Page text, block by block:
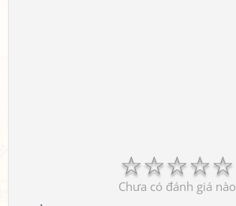
☆
☆
☆
☆
☆
Chưa có đánh giá nào